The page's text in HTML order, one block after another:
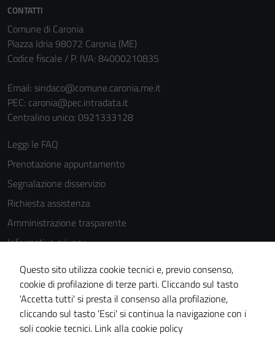
CONTATTI
Comune di Caronia
Piazza Idria 98072 Caronia (ME)
Codice fiscale / P. IVA: 84000210835
Email: sindaco@comune.caronia.me.it
PEC: caronia@pec.intradata.it
Centralino unico: 0921333128
Leggi le FAQ
Prenotazione appuntamento
Segnalazione disservizio
Richiesta assistenza
Amministrazione trasparente
Informativa privacy
Cookie Policy
Note legali
Dichiarazione di accessibilità
Piano di miglioramento del sito
Questo sito utilizza cookie tecnici e, previo consenso,
cookie di profilazione di terze parti. Cliccando sul tasto
'Accetta tutti' si presta il consenso alla profilazione,
cliccando sul tasto 'Esci' si continua la navigazione con i
soli cookie tecnici. Link alla cookie policy